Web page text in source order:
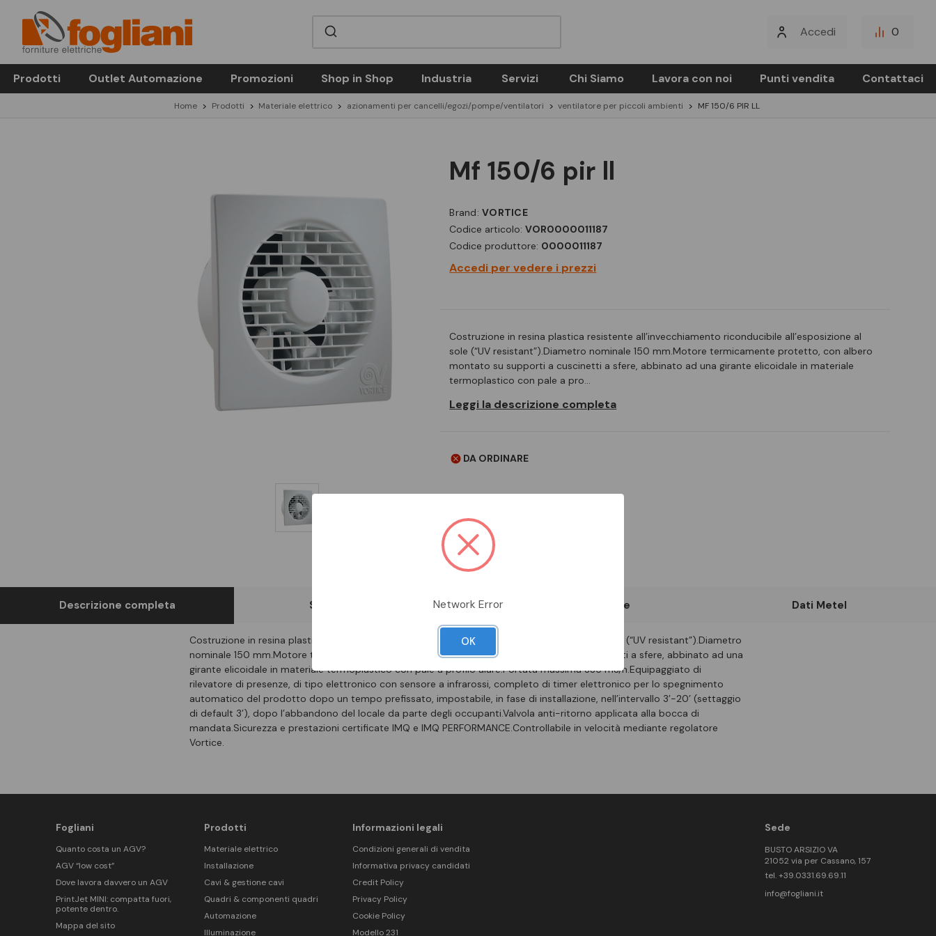
Accedi 0
Prodotti Outlet Automazione Promozioni Shop in Shop Industria Servizi Chi Siamo Lavora con noi Punti vendita Contattaci
Home Prodotti Materiale elettrico azionamenti per cancelli/egozi/pompe/ventilatori ventilatore per piccoli ambienti MF 150/6 PIR LL
mf 150/6 pir ll
Brand:VORTICE
Codice articolo:VOR0000011187
Codice produttore: 0000011187
Accedi per vedere i prezzi
Costruzione in resina plastica resistente all’invecchiamento riconducibile all’esposizione al
sole (“UV resistant”).Diametro nominale 150 mm.Motore termicamente protetto, con albero
montato su supporti a cuscinetti a sfere, abbinato ad una girante elicoidale in materiale
termoplastico con pale a pro…
Leggi la descrizione completa
DA ORDINARE
Descrizione completa Scheda Tecnica Documentazione Dati Metel
Costruzione in resina plastica resistente all’invecchiamento riconducibile all’esposizione al sole (“UV resistant”).Diametro
nominale 150 mm.Motore termicamente protetto, con albero montato su supporti a cuscinetti a sfere, abbinato ad una
girante elicoidale in materiale termoplastico con pale a profilo alare.Portata massima 335 m3/h.Equipaggiato di
rilevatore di presenze, di tipo elettronico con sensore a infrarossi, completo di timer elettronico per lo spegnimento
automatico del prodotto dopo un tempo prefissato, impostabile, in fase di installazione, nell’intervallo 3’-20’ (settaggio
di default 3’), dopo l’abbandono del locale da parte degli occupanti.Valvola anti-ritorno applicata alla bocca di
mandata.Sicurezza e prestazioni certificate IMQ e IMQ PERFORMANCE.Controllabile in velocità mediante regolatore
Vortice.
Fogliani
Quanto costa un AGV?
AGV “low cost”
Dove lavora davvero un AGV
PrintJet MINI: compatta fuori,
potente dentro.
Mappa del sito
Prodotti
Materiale elettrico
Installazione
Cavi & gestione cavi
Quadri & componenti quadri
Automazione
Illuminazione
Informazioni legali
Condizioni generali di vendita
Informativa privacy candidati
Credit Policy
Privacy Policy
Cookie Policy
Modello 231
Sede
BUSTO ARSIZIO VA
21052 via per Cassano, 157
tel. +39.0331.69.69.11
info@fogliani.it
Network Error
OK